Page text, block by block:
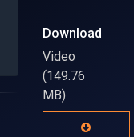
Download
Video
(149.76
MB)